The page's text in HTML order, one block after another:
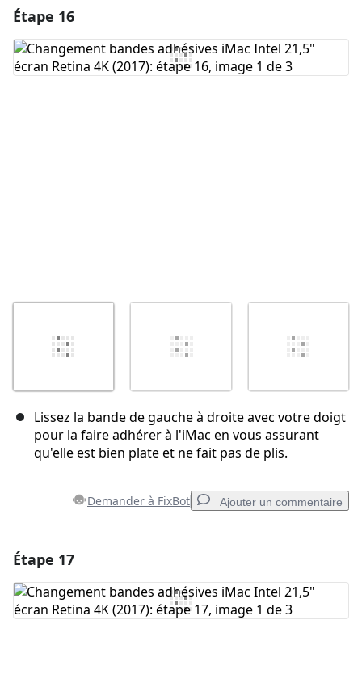
Ajouter un commentaire
Étape 16
Lissez la bande de gauche à droite avec votre doigt
pour la faire adhérer à l'iMac en vous assurant
qu'elle est bien plate et ne fait pas de plis.
Demander à FixBot Ajouter un commentaire
Ajouter un commentaire
Étape 17